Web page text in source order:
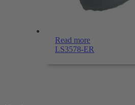
Read more
LS3578-ER